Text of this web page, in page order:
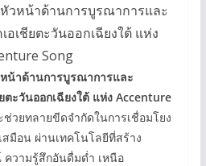
วหน้าด้านการบูรณาการและ
เชียตะวันออกเฉียงใต้ แห่ง
Song
น้าด้านการบูรณาการและ
ตะวันออกเฉียงใต้ แห่ง Accenture
ช่วยทลายขีดจำกัดในการเชื่อมโยง
สมือน ผ่านเทคโนโลยีที่สร้าง
วามรู้สึกอันดื่มด่ำ เหนือ